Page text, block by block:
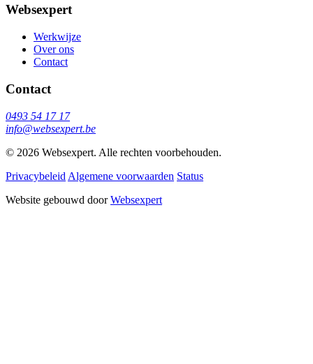
Websexpert
Werkwijze
Over ons
Contact
Contact
0493 54 17 17
info@websexpert.be
© 2026 Websexpert. Alle rechten voorbehouden.
Privacybeleid Algemene voorwaarden Status
Website gebouwd doorWebsexpert